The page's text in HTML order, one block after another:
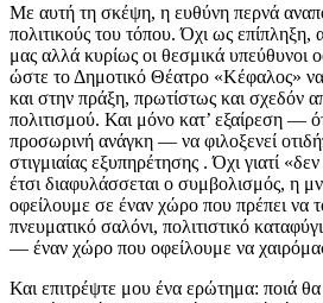
Με αυτή τη σκέψη, η ευθύνη περνά
πολιτικούς του τόπου. Όχι ως
μας αλλά κυρίως οι θεσμικά υπεύθυνοι
ώστε το Δημοτικό Θέατρο «Κέφαλος» να
και στην πράξη, πρωτίστως και σχεδόν
πολιτισμού. Και μόνο κατ’ εξαίρεση —
προσωρινή ανάγκη — να φιλοξενεί
στιγμιαίας εξυπηρέτησης . Όχι γιατί
έτσι διαφυλάσσεται ο συμβολισμός, η
οφείλουμε σε έναν χώρο που πρέπει να
πνευματικό σαλόνι, πολιτιστικό
— έναν χώρο που οφείλουμε να
Και επιτρέψτε μου ένα ερώτημα: ποιά